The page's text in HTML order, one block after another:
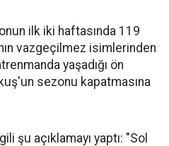
ilk iki haftasında 119
vazgeçilmez isimlerinden
yaşadığı ön
sezonu kapatmasına
şu açıklamayı yaptı: "Sol